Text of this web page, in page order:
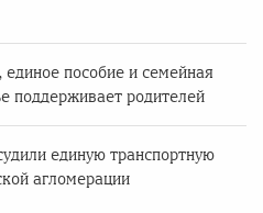
пособие и семейная
поддерживает родителей
единую транспортную
агломерации